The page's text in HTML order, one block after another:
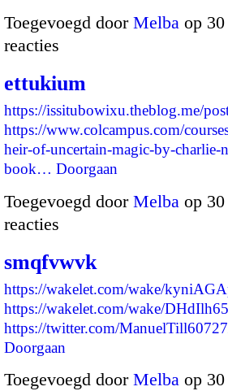
Toegevoegd door Melba op
reacties
ettukium
https://issitubowixu.theblog.me/
https://www.colcampus.com/
heir-of-uncertain-magic-by-
book… Doorgaan
Toegevoegd door Melba op
reacties
smqfvwvk
https://wakelet.com/wake/
https://wakelet.com/wake/
https://twitter.com/
Doorgaan
Toegevoegd door Melba op